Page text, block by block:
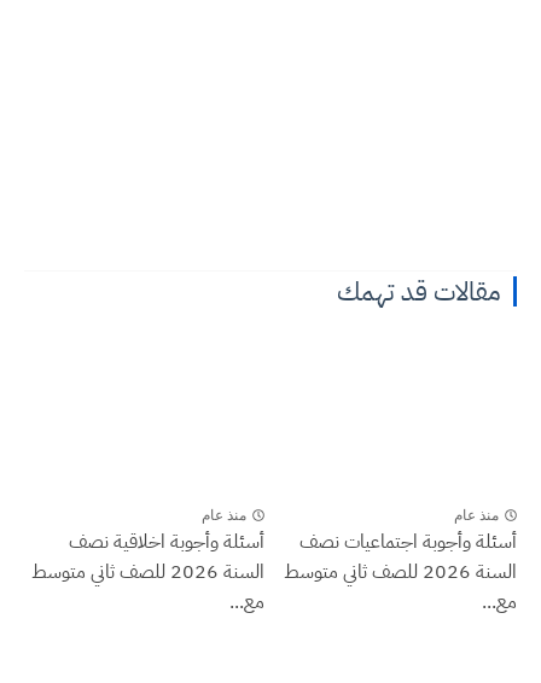
مقالات قد تهمك
منذ عام
أسئلة وأجوبة اجتماعيات نصف
السنة 2026 للصف ثاني متوسط
مع...
منذ عام
أسئلة وأجوبة اخلاقية نصف
السنة 2026 للصف ثاني متوسط
مع...